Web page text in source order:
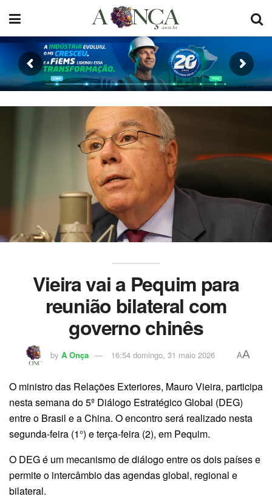
Vieira vai a Pequim para
reunião bilateral com
governo chinês
by A Onça 16:54 domingo, 31 maio 2026 AA
O ministro das Relações Exteriores, Mauro Vieira, participa
nesta semana do 5º Diálogo Estratégico Global (DEG)
entre o Brasil e a China. O encontro será realizado nesta
segunda-feira (1°) e terça-feira (2), em Pequim.
O DEG é um mecanismo de diálogo entre os dois países e
permite o intercâmbio das agendas global, regional e
bilateral.